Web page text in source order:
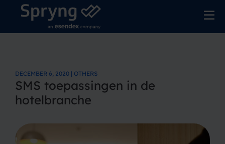
DECEMBER 6, 2020 | OTHERS
SMS toepassingen in de
hotelbranche